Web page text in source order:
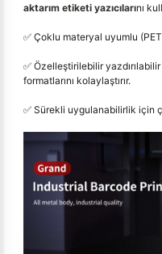
aktarım etiketi yazıcılarını
✅ Çoklu materyal uyumlu
✅ Özelleştirilebilir
formatlarını kolaylaştırır.
✅ Sürekli uygulanabilirlik için